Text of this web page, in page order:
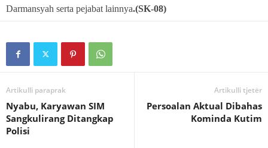
Darmansyah serta pejabat lainnya.(SK-08)
Artikulli paraprak
Nyabu, Karyawan SIM
Sangkulirang Ditangkap
Polisi
Artikulli tjetër
Persoalan Aktual Dibahas
Kominda Kutim